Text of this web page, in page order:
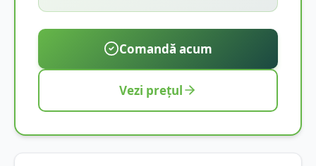
Comandă acum
Vezi prețul